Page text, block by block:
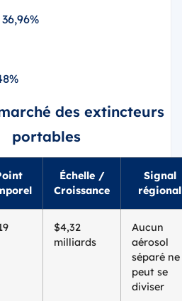
des extincteurs
portables
Échelle /
Croissance
Signal
régional
$4,32
milliards
Aucun
aérosol
séparé ne
peut se
diviser